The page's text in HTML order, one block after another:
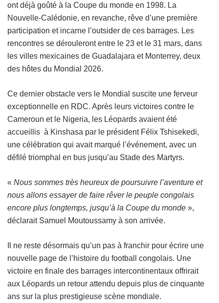
ont déjà goûté à la Coupe du monde en 1998. La
Nouvelle-Calédonie, en revanche, rêve d’une première
participation et incarne l’outsider de ces barrages. Les
rencontres se dérouleront entre le 23 et le 31 mars, dans
les villes mexicaines de Guadalajara et Monterrey, deux
des hôtes du Mondial 2026.
Ce dernier obstacle vers le Mondial suscite une ferveur
exceptionnelle en RDC. Après leurs victoires contre le
Cameroun et le Nigeria, les Léopards avaient été
accueillis à Kinshasa par le président Félix Tshisekedi,
une célébration qui avait marqué l’événement, avec un
défilé triomphal en bus jusqu’au Stade des Martyrs.
« Nous sommes très heureux de poursuivre l’aventure et
nous allons essayer de faire rêver le peuple congolais
encore plus longtemps, jusqu’à la Coupe du monde »,
déclarait Samuel Moutoussamy à son arrivée.
Il ne reste désormais qu’un pas à franchir pour écrire une
nouvelle page de l’histoire du football congolais. Une
victoire en finale des barrages intercontinentaux offrirait
aux Léopards un retour attendu depuis plus de cinquante
ans sur la plus prestigieuse scène mondiale.